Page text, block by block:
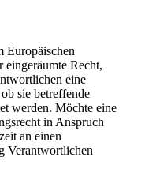
Europäischen
Recht,
eine
sie betreffende
werden. Möchte eine
in Anspruch
an einen
Verantwortlichen